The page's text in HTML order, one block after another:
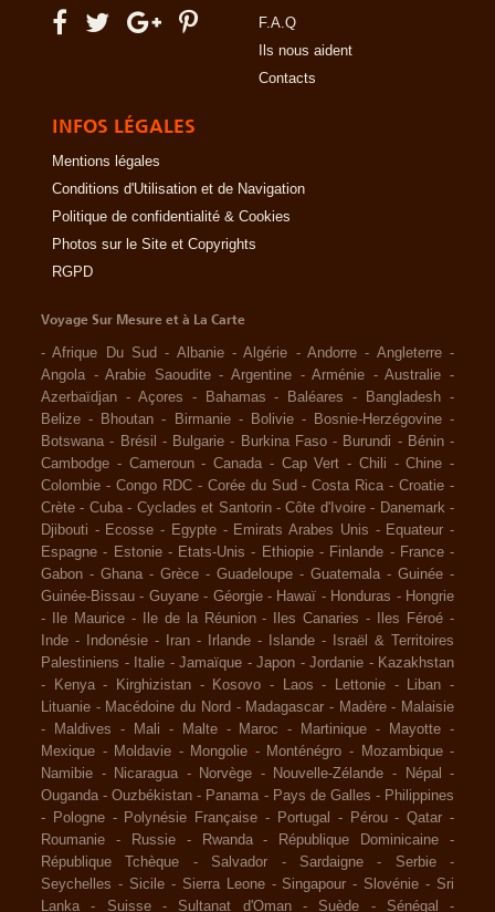
F.A.Q
Ils nous aident
Contacts
INFOS LÉGALES
Mentions légales
Conditions d'Utilisation et de Navigation
Politique de confidentialité & Cookies
Photos sur le Site et Copyrights
RGPD
Voyage Sur Mesure et à La Carte
-Afrique Du Sud - Albanie -Algérie -Andorre - Angleterre -
Angola -Arabie Saoudite -Argentine -Arménie -Australie -
Azerbaïdjan - Açores - Bahamas - Baléares - Bangladesh -
Belize - Bhoutan - Birmanie - Bolivie - Bosnie-Herzégovine -
Botswana - Brésil - Bulgarie - Burkina Faso - Burundi - Bénin -
Cambodge - Cameroun - Canada - Cap Vert - Chili -Chine -
Colombie - Congo RDC - Corée du Sud -Costa Rica -Croatie -
Crète - Cuba - Cyclades et Santorin -Côte d'Ivoire - Danemark -
Djibouti - Ecosse - Egypte - Emirats Arabes Unis - Equateur -
Espagne - Estonie - Etats-Unis - Ethiopie - Finlande - France -
Gabon - Ghana - Grèce - Guadeloupe - Guatemala - Guinée -
Guinée-Bissau - Guyane - Géorgie - Hawaï - Honduras - Hongrie
-
Ile Maurice - Ile de la Réunion - Iles Canaries - Iles Féroé -
Inde - Indonésie - Iran - Irlande - Islande -
Israël & Territoires
Palestiniens - Italie - Jamaïque - Japon - Jordanie - Kazakhstan
-
Kenya - Kirghizistan - Kosovo - Laos - Lettonie - Liban -
Lituanie - Macédoine du Nord - Madagascar - Madère - Malaisie
-
Maldives - Mali - Malte - Maroc - Martinique - Mayotte -
Mexique - Moldavie - Mongolie - Monténégro - Mozambique -
Namibie - Nicaragua - Norvège - Nouvelle-Zélande - Népal
-
Ouganda -Ouzbékistan - Panama - Pays de Galles - Philippines
-
Pologne - Polynésie Française - Portugal - Pérou -Qatar -
Roumanie
- Russie - Rwanda - République Dominicaine
-
République Tchèque
- Salvador - Sardaigne - Serbie
-
Seychelles - Sicile - Sierra Leone - Singapour - Slovénie - Sri
Lanka
- Suisse - Sultanat d'Oman - Suède - Sénégal -